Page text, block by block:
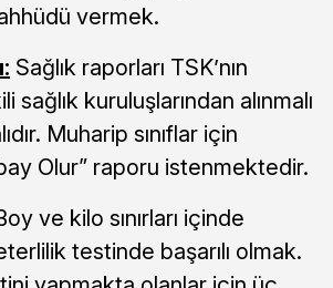
vermek.
Sağlık raporları TSK’nın
kuruluşlarından alınmalı
Muharip sınıflar için
Olur” raporu istenmektedir.
ve kilo sınırları içinde
testinde başarılı olmak.